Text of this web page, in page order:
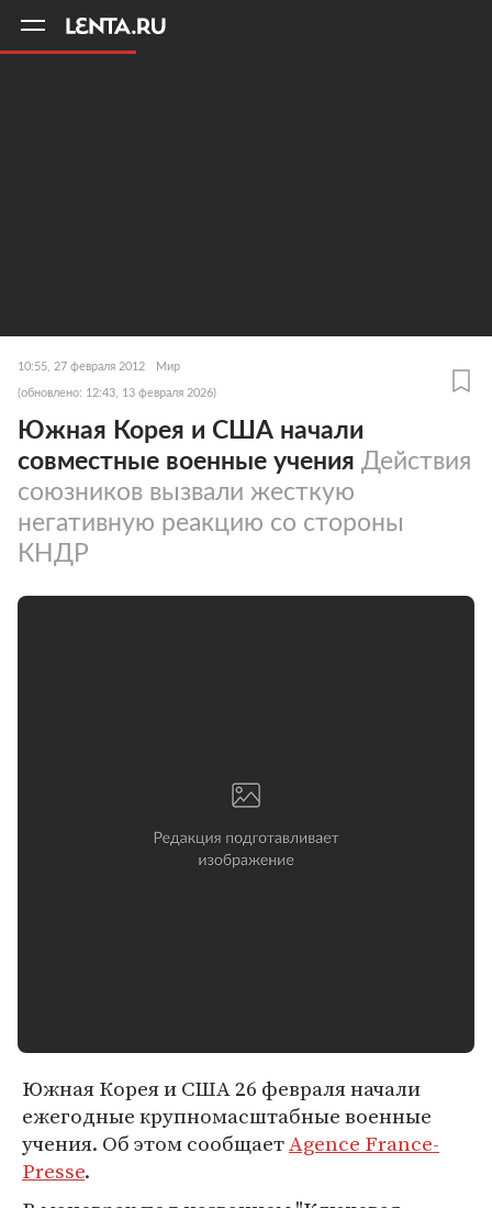
10:55, 27 февраля 2012 Мир
(обновлено: 12:43, 13 февраля 2026)
Южная Корея и США начали
совместные военные учения Действия
союзников вызвали жесткую
негативную реакцию со стороны
КНДР
Южная Корея и США 26 февраля начали
ежегодные крупномасштабные военные
учения. Об этом сообщаетAgence France-
Presse.